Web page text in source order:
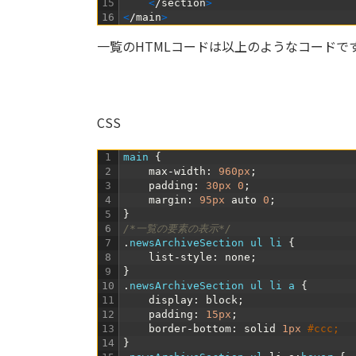
15
16
</section>
</main>
一覧のHTMLコードは以上のようなコードで
CSS
1
2
3
4
5
6
7
8
9
10
11
12
13
14
main
{
max -width : 960px ;
padding : 30px 0 ;
margin : 95px auto 0 ;
}
/*一覧の要素の表示*/
. newsArchiveSection ul li
{
list - style : none ;
}
. newsArchiveSection ul li a
{
display : block ;
padding : 15px ;
border- bottom : solid 1px #ccc;
}